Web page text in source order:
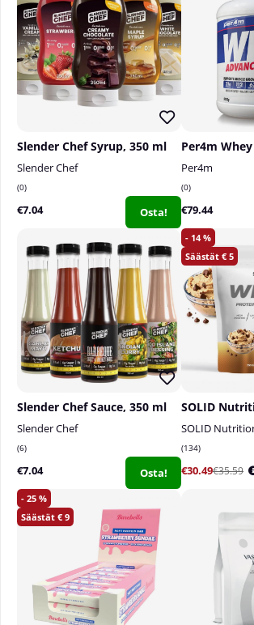
koska proteiinikakut sisältävät vain
raaka-aineita, ne sopivat myös
kasvissyöjille ja vegaaneille.
Nettopaino:113 grammaa
Slender Chef Syrup, 350 ml
Slender Chef
0
€7.04 Osta!
Per4m
Per4m
0
€79.44
Slender Chef Sauce, 350 ml
Slender Chef
6
€7.04 Osta!
14
5
SOLID
SOLID
134
€30.49€35.59
25
9